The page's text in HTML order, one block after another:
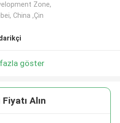
Zone,
China ,Çin
göster
Alın